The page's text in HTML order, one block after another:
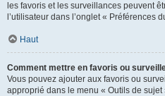
les favoris et les surveillances peuvent
l’utilisateur dans l’onglet « Préférences
Haut
Comment mettre en favoris ou
Vous pouvez ajouter aux favoris ou
approprié dans le menu « Outils de